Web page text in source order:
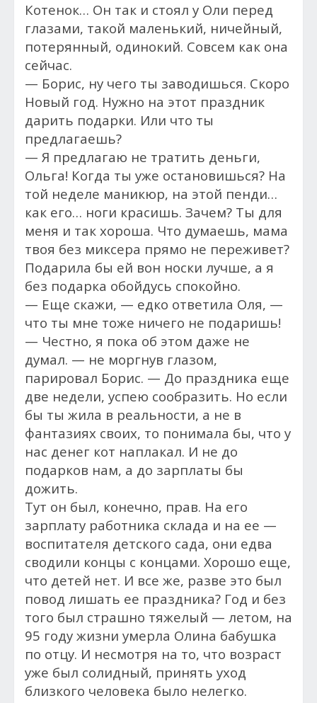
Котенок… Он так и стоял у Оли перед
глазами, такой маленький, ничейный,
потерянный, одинокий. Совсем как она
сейчас.
— Борис, ну чего ты заводишься. Скоро
Новый год. Нужно на этот праздник
дарить подарки. Или что ты
предлагаешь?
— Я предлагаю не тратить деньги,
Ольга! Когда ты уже остановишься? На
той неделе маникюр, на этой пенди…
как его… ноги красишь. Зачем? Ты для
меня и так хороша. Что думаешь, мама
твоя без миксера прямо не переживет?
Подарила бы ей вон носки лучше, а я
без подарка обойдусь спокойно.
— Еще скажи, — едко ответила Оля, —
что ты мне тоже ничего не подаришь!
— Честно, я пока об этом даже не
думал. — не моргнув глазом,
парировал Борис. — До праздника еще
две недели, успею сообразить. Но если
бы ты жила в реальности, а не в
фантазиях своих, то понимала бы, что у
нас денег кот наплакал. И не до
подарков нам, а до зарплаты бы
дожить.
Тут он был, конечно, прав. На его
зарплату работника склада и на ее —
воспитателя детского сада, они едва
сводили концы с концами. Хорошо еще,
что детей нет. И все же, разве это был
повод лишать ее праздника? Год и без
того был страшно тяжелый — летом, на
95 году жизни умерла Олина бабушка
по отцу. И несмотря на то, что возраст
уже был солидный, принять уход
близкого человека было нелегко.